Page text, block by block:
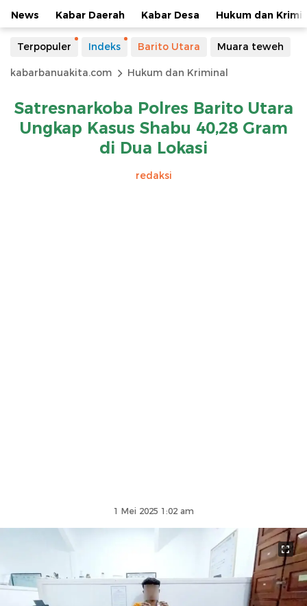
News Kabar Daerah Kabar Desa Hukum dan
Terpopuler Indeks Barito Utara Muara teweh
kabarbanuakita.com Hukum dan Kriminal
Satresnarkoba Polres Barito Utara
Ungkap Kasus Shabu 40,28 Gram
di Dua Lokasi
redaksi
1 Mei 2025 1:02 am